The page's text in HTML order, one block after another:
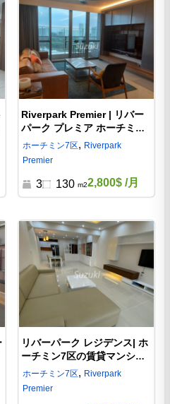
Riverpark Premier | リバー
パーク プレミア ホーチミン7
区の賃貸コンドミニアム
ホーチミン7区, Riverpark
Premier
3 130 m22,800$ /月
リバーパーク レジデンス| ホ
ーチミン7区の賃貸マンショ
ン・コンドミニアム
ホーチミン7区, Riverpark
Premier